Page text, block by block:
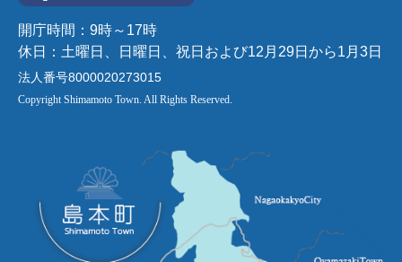
開庁時間：9時～17時
休日：土曜日、日曜日、祝日および12月29日から1月3日
法人番号8000020273015
Copyright Shimamoto Town. All Rights Reserved.